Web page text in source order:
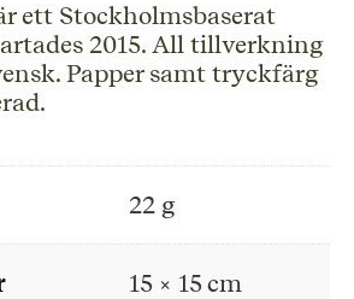
ett Stockholmsbaserat
2015. All tillverkning
Papper samt tryckfärg
22 g
15 × 15 cm